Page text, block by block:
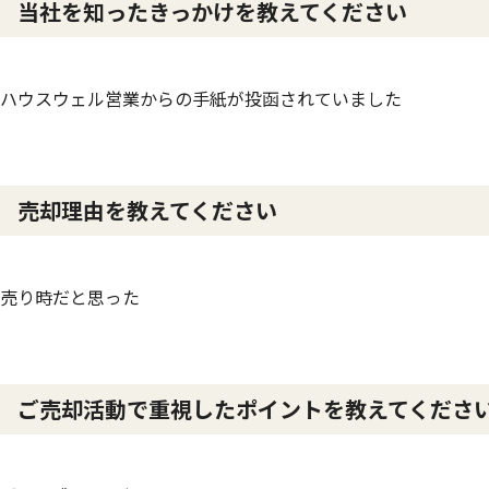
当社を知ったきっかけを教えてください
ハウスウェル営業からの手紙が投函されていました
売却理由を教えてください
売り時だと思った
ご売却活動で重視したポイントを教えてくださ